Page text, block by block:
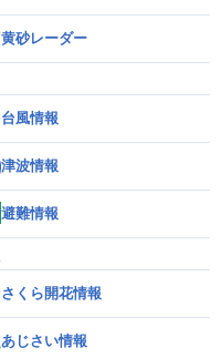
黄砂レーダー
台風情報
津波情報
避難情報
さくら開花情報
あじさい情報